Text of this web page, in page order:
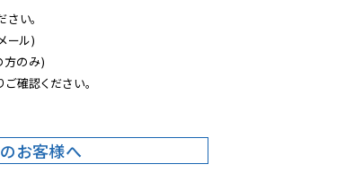
い。
ール)
方のみ)
確認ください。
お客様へ